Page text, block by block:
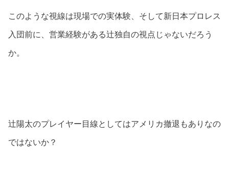
このような視線は現場での実体験、そして新日本プロレス
入団前に、営業経験がある辻独自の視点じゃないだろう
か。
辻陽太のプレイヤー目線としてはアメリカ撤退もありなの
ではないか？